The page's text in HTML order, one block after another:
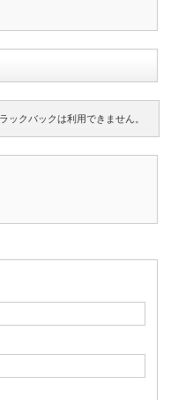
ラックバックは利用できません。